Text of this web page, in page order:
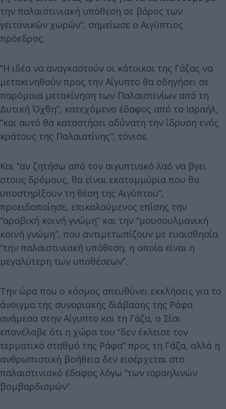
την παλαιστινιακή υπόθεση σε βάρος των
γειτονικών χωρών”, σημείωσε ο Αιγύπτιος
πρόεδρος.
“Η ιδέα να αναγκαστούν οι κάτοικοι της Γάζας να
μετακινηθούν προς την Αίγυπτο θα οδηγήσει σε
παρόμοια μετακίνηση των Παλαιστινίων από τη
Δυτική Όχθη”, κατεχόμενο έδαφος από το Ισραήλ,
“και αυτό θα καταστήσει αδύνατη την ίδρυση ενός
κράτους της Παλαιστίνης”, τόνισε.
Και “αν ζητήσω από τον αιγυπτιακό λαό να βγει
στους δρόμους, θα είναι εκατομμύρια που θα
υποστηρίξουν τη θέση της Αιγύπτου”,
προειδοποίησε, επικαλούμενος επίσης την
“αραβική κοινή γνώμη” και την “μουσουλμανική
κοινή γνώμη”, που αντιμετωπίζουν με ευαισθησία
“την παλαιστινιακή υπόθεση, η οποία είναι η
μεγαλύτερη των υποθέσεων”.
Την ώρα που ο κόσμος απευθύνει εκκλήσεις για το
άνοιγμα της συνοριακής διάβασης της Ράφα
ανάμεσα στην Αίγυπτο και τη Γάζα, ο Σίσι
επανέλαβε ότι η χώρα του “δεν έκλεισε τον
τερματικό σταθμό της Ράφα” προς τη Γάζα, αλλά η
ανθρωπιστική βοήθεια δεν εισέρχεται στο
παλαιστινιακό έδαφος λόγω “των ισραηλινών
βομβαρδισμών”.